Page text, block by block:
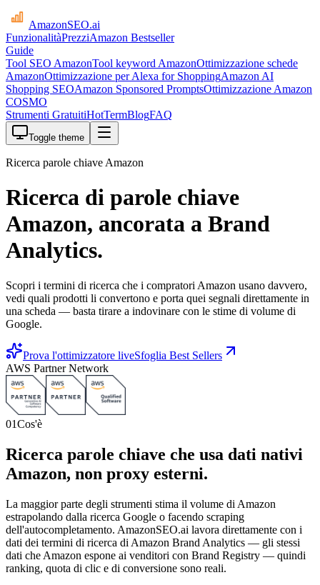
AmazonSEO.ai
FunzionalitàPrezziAmazon Bestseller
Guide
Tool SEO AmazonTool keyword AmazonOttimizzazione schede
AmazonOttimizzazione per Alexa for ShoppingAmazon AI
Shopping SEOAmazon Sponsored PromptsOttimizzazione Amazon
COSMO
Strumenti GratuitiHotTermBlogFAQ
Toggle theme
Ricerca parole chiave Amazon
Ricerca di parole chiave
Amazon, ancorata a Brand
Analytics.
Scopri i termini di ricerca che i compratori Amazon usano davvero,
vedi quali prodotti li convertono e porta quei segnali direttamente in
una scheda — basta tirare a indovinare con le stime di volume di
Google.
Prova l'ottimizzatore liveSfoglia Best Sellers
AWS Partner Network
01Cos'è
Ricerca parole chiave che usa dati nativi
Amazon, non proxy esterni.
La maggior parte degli strumenti stima il volume di Amazon
estrapolando dalla ricerca Google o facendo scraping
dell'autocompletamento. AmazonSEO.ai lavora direttamente con i
dati dei termini di ricerca di Amazon Brand Analytics — gli stessi
dati che Amazon espone ai venditori con Brand Registry — quindi
ranking, quota di clic e di conversione sono reali.